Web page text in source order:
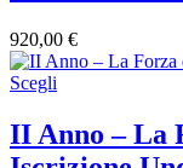
920,00 €
Scegli
II Anno – La